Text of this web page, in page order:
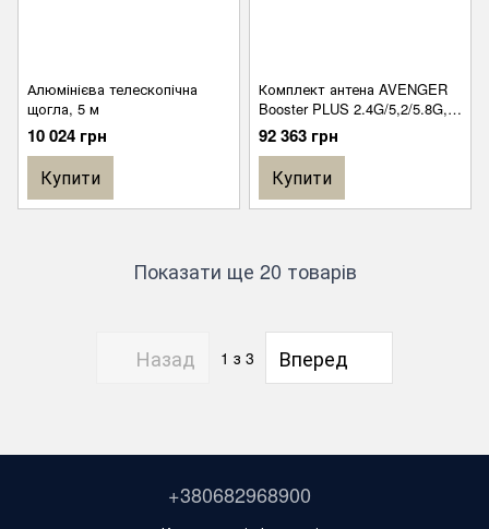
Алюмінієва телескопічна
щогла, 5 м
10 024 грн
Купити
Комплект антена AVENGER
Booster PLUS 2.4G/5,2/5.8G,+
кабеля 20м RG8 для Avenger
N-Type – QMA, 20 м (2 дроти)
92 363 грн
Купити
Показати ще 20 товарів
Назад 1 з 3 Вперед
+380682968900